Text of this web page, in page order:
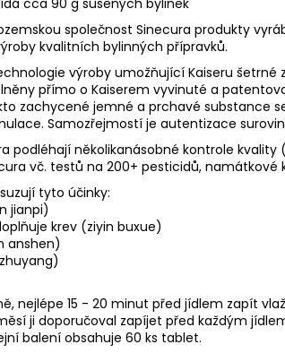
společnost Sinecura produkty
kvalitních bylinných přípravků.
výroby umožňující Kaiseru
přímo o Kaiserem vyvinuté a
zachycené jemné a prchavé substance
Samozřejmostí je autentizace surovin
podléhají několikanásobné kontrole
vč. testů na 200+ pesticidů, namátkové
tyto účinky:
jianpi)
krev (ziyin buxue)
anshen)
nejlépe 15 - 20 minut před jídlem zapít
ji doporučoval zapíjet před každým
balení obsahuje 60 ks tablet.